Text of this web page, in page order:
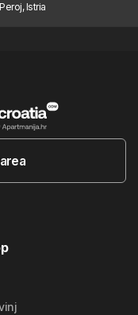
Peroj, Istria